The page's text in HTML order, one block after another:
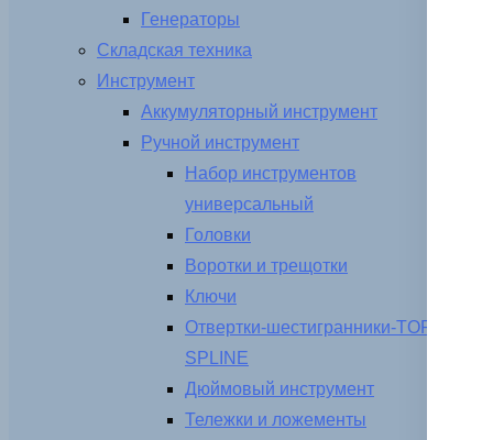
Генераторы
Складская техника
Инструмент
Аккумуляторный инструмент
Ручной инструмент
Набор инструментов
универсальный
Головки
Воротки и трещотки
Ключи
Отвертки-шестигранники-TORX-
SPLINE
Дюймовый инструмент
Тележки и ложементы